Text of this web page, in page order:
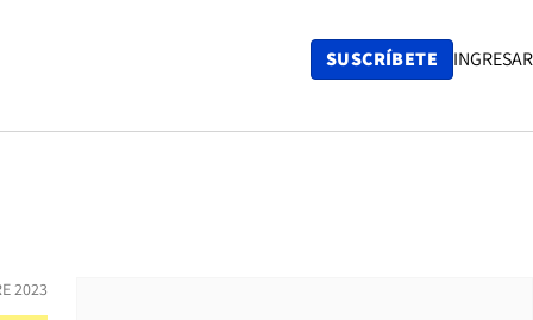
SUSCRÍBETE INGRESAR
2023